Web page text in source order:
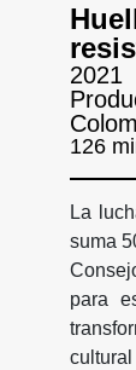
2021
126
La
suma
para